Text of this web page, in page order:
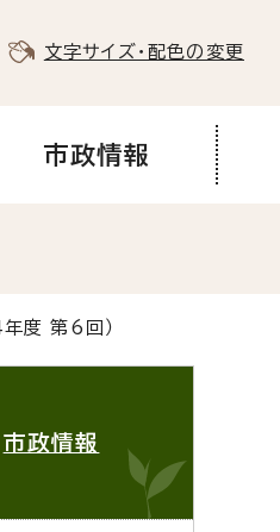
文字サイズ・配色の変更
市政情報
度 第6回）
市政情報